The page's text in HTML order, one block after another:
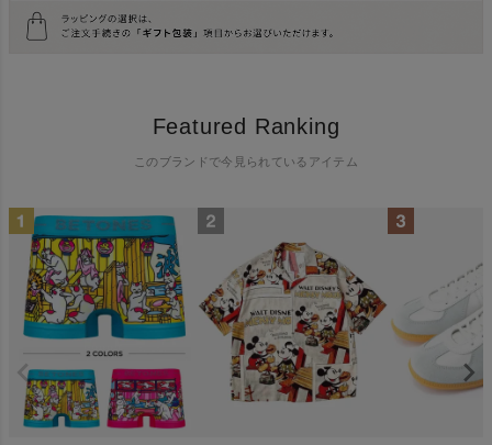
Featured Ranking
このブランドで今見られているアイテム